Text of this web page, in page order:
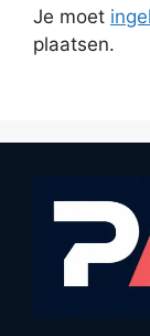
Je moet
plaatsen.